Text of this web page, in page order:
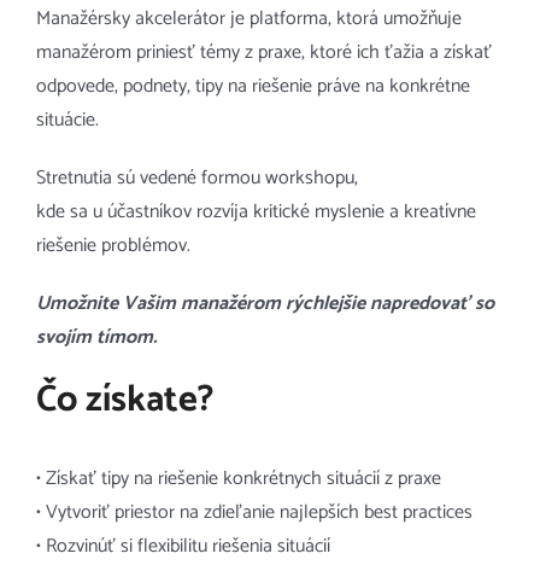
Manažérsky akcelerátor je platforma, ktorá umožňuje
manažérom priniesť témy z praxe, ktoré ich ťažia a získať
odpovede, podnety, tipy na riešenie práve na konkrétne
situácie.
Stretnutia sú vedené formou workshopu,
kde sa u účastníkov rozvíja kritické myslenie a kreatívne
riešenie problémov.
Umožnite Vašim manažérom rýchlejšie napredovať so
svojím tímom.
Čo získate?
• Získať tipy na riešenie konkrétnych situácií z praxe
• Vytvoriť priestor na zdieľanie najlepších best practices
• Rozvinúť si flexibilitu riešenia situácií